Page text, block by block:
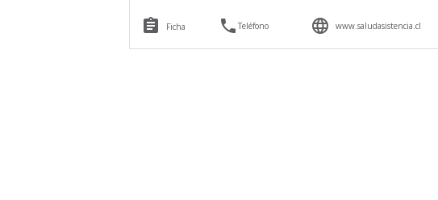
 Ficha Teléfono  www.saludasistencia.cl